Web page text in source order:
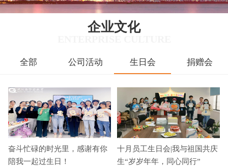
企业文化
全部 公司活动 生日会 捐赠会
奋斗忙碌的时光里，感谢有你
陪我一起过生日！
十月员工生日会|我与祖国共庆
生“岁岁年年，同心同行”